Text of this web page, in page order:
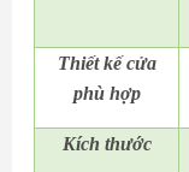
Thiết kế cửa
phù hợp
Kích thước